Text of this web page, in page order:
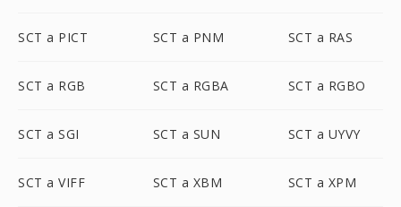
SCT a PICT SCT a PNM SCT a RAS
SCT a RGB SCT a RGBA SCT a RGBO
SCT a SGI SCT a SUN SCT a UYVY
SCT a VIFF SCT a XBM SCT a XPM